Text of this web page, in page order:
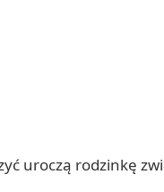
uroczą rodzinkę